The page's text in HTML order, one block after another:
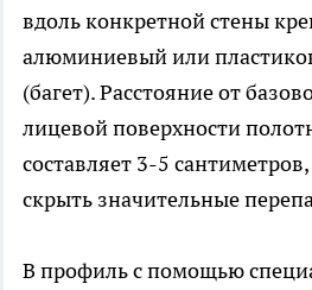
вдоль конкретной стены
алюминиевый или
(багет). Расстояние от
лицевой поверхности
составляет 3-5
скрыть значительные
В профиль с помощью